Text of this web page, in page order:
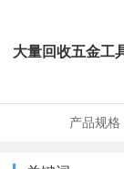
大量回收五金工
产品规格